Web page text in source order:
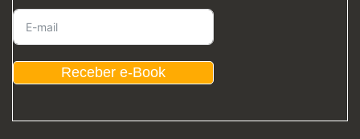
Receber e-Book